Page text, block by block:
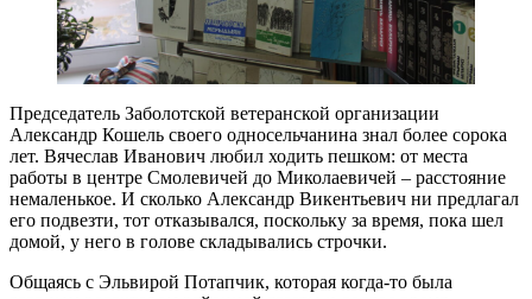
Председатель Заболотской ветеранской организации
Александр Кошель своего односельчанина знал более сорока
лет. Вячеслав Иванович любил ходить пешком: от места
работы в центре Смолевичей до Миколаевичей – расстояние
немаленькое. И сколько Александр Викентьевич ни предлагал
его подвезти, тот отказывался, поскольку за время, пока шел
домой, у него в голове складывались строчки.
Общаясь с Эльвирой Потапчик, которая когда-то была